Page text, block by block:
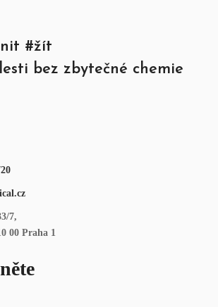
#žít
bez zbytečné chemie
7,
00 Praha 1